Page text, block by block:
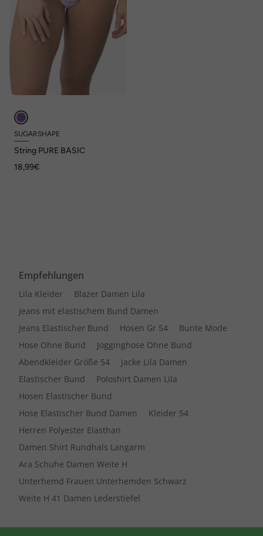
SUGARSHAPE
String PURE BASIC
18,99€
Empfehlungen
Lila Kleider
Blazer Damen Lila
Jeans mit elastischem Bund Damen
Jeans Elastischer Bund
Hosen Gr 54
Bunte Mode
Hose Ohne Bund
Jogginghose Ohne Bund
Abendkleider Größe 54
Jacke Lila Damen
Elastischer Bund
Poloshirt Damen Lila
Hosen Elastischer Bund
Hose Elastischer Bund Damen
Kleider 54
Herren Polyester Elasthan
Damen Shirt Rundhals Langarm
Ara Schuhe Damen Weite H
Unterhemd Frauen Unterhemden Schwarz
Weite H 41 Damen Lederstiefel